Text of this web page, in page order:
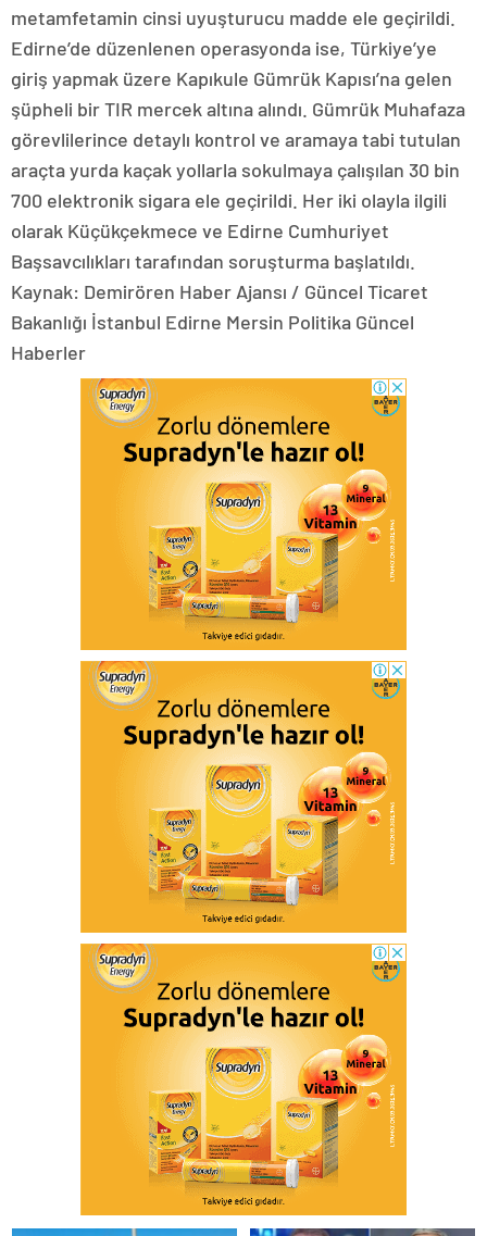
metamfetamin cinsi uyuşturucu madde ele geçirildi.
Edirne’de düzenlenen operasyonda ise, Türkiye’ye
giriş yapmak üzere Kapıkule Gümrük Kapısı’na gelen
şüpheli bir TIR mercek altına alındı. Gümrük Muhafaza
görevlilerince detaylı kontrol ve aramaya tabi tutulan
araçta yurda kaçak yollarla sokulmaya çalışılan 30 bin
700 elektronik sigara ele geçirildi. Her iki olayla ilgili
olarak Küçükçekmece ve Edirne Cumhuriyet
Başsavcılıkları tarafından soruşturma başlatıldı.
Kaynak: Demirören Haber Ajansı / Güncel Ticaret
Bakanlığı İstanbul Edirne Mersin Politika Güncel
Haberler